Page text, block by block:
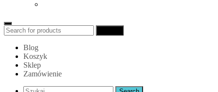
Search
for:
Blog
Koszyk
Sklep
Zamówienie